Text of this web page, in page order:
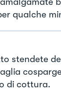
qualche
stendete
di cottura.